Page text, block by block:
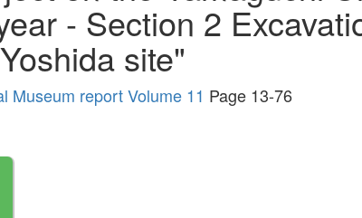
- Section 2
site"
Museum report Volume 11 Page 13-76